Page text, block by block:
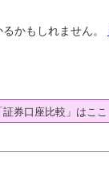
かもしれません。
券口座比較」はここ